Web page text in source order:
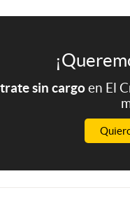
sin cargoen El